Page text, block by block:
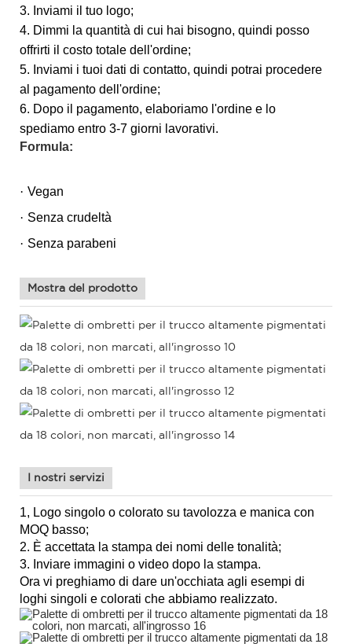
3. Inviami il tuo logo;
4. Dimmi la quantità di cui hai bisogno, quindi posso
offrirti il ​​costo totale dell'ordine;
5. Inviami i tuoi dati di contatto, quindi potrai procedere
al pagamento dell'ordine;
6. Dopo il pagamento, elaboriamo l'ordine e lo
spediamo entro 3-7 giorni lavorativi.
Formula:
· Vegan
· Senza crudeltà
· Senza parabeni
Mostra del prodotto
I nostri servizi
1, Logo singolo o colorato su tavolozza e manica con
MOQ basso;
2. È accettata la stampa dei nomi delle tonalità;
3. Inviare immagini o video dopo la stampa.
Ora vi preghiamo di dare un'occhiata agli esempi di
loghi singoli e colorati che abbiamo realizzato.